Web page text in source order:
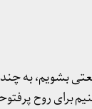
بشویم، به
برای روح